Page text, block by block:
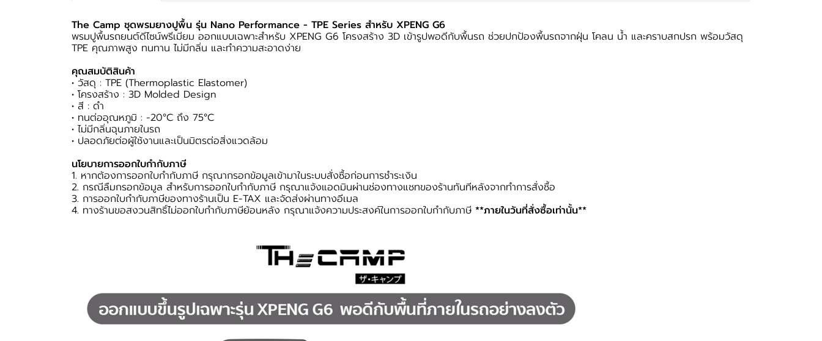
The Camp ชุดพรมยางปูพื้น รุ่น Nano Performance - TPE Series สำหรับ XPENG G6
พรมปูพื้นรถยนต์ดีไซน์พรีเมียม ออกแบบเฉพาะสำหรับ XPENG G6 โครงสร้าง 3D เข้ารูปพอดีกับพื้นรถ ช่วยปกป้องพื้นรถจากฝุ่น โคลน น้ำ และคราบสกปรก พร้อมวัสดุ
TPE คุณภาพสูง ทนทาน ไม่มีกลิ่น และทำความสะอาดง่าย
คุณสมบัติสินค้า
• วัสดุ : TPE (Thermoplastic Elastomer)
• โครงสร้าง : 3D Molded Design
• สี : ดำ
• ทนต่ออุณหภูมิ : -20°C ถึง 75°C
• ไม่มีกลิ่นฉุนภายในรถ
• ปลอดภัยต่อผู้ใช้งานและเป็นมิตรต่อสิ่งแวดล้อม
นโยบายการออกใบกำกับภาษี
1. หากต้องการออกใบกำกับภาษี กรุณากรอกข้อมูลเข้ามาในระบบสั่งซื้อก่อนการชำระเงิน
2. กรณีลืมกรอกข้อมูล สำหรับการออกใบกำกับภาษี กรุณาแจ้งแอดมินผ่านช่องทางแชทของร้านทันทีหลังจากทำการสั่งซื้อ
3. การออกใบกำกับภาษีของทางร้านเป็น E-TAX และจัดส่งผ่านทางอีเมล
4. ทางร้านขอสงวนสิทธิ์ไม่ออกใบกำกับภาษีย้อนหลัง กรุณาแจ้งความประสงค์ในการออกใบกำกับภาษี **ภายในวันที่สั่งซื้อเท่านั้น**